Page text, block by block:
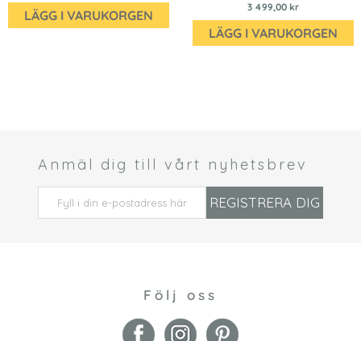
LÄGG I VARUKORGEN
3 499,00 kr
LÄGG I VARUKORGEN
Anmäl dig till vårt nyhetsbrev
REGISTRERA DIG
Följ oss